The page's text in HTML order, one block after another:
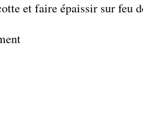
et faire épaissir sur feu